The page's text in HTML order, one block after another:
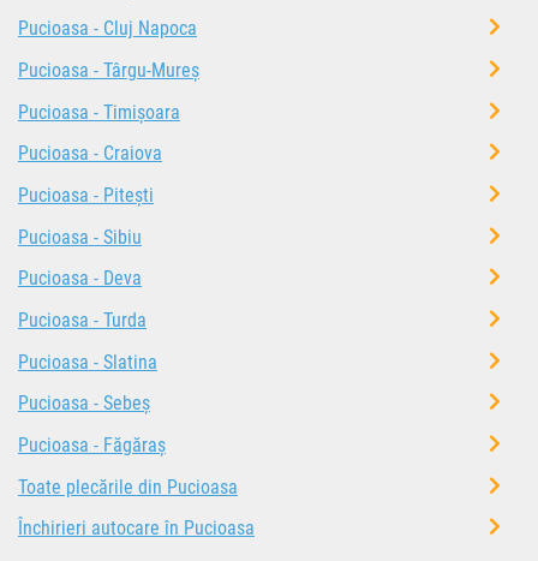
Pucioasa - Cluj Napoca
Pucioasa - Târgu-Mureș
Pucioasa - Timișoara
Pucioasa - Craiova
Pucioasa - Pitești
Pucioasa - Sibiu
Pucioasa - Deva
Pucioasa - Turda
Pucioasa - Slatina
Pucioasa - Sebeș
Pucioasa - Făgăraș
Toate plecările din Pucioasa
Închirieri autocare în Pucioasa